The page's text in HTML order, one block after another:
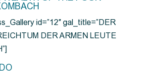
id=”12″ gal_title=”DER
DER ARMEN LEUTE